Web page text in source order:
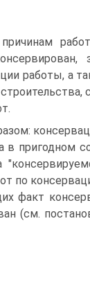
работы, а
пригодном
по
факт
(см.